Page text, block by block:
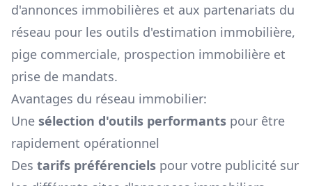
d'annonces immobilières et aux partenariats du
réseau pour les outils d'estimation immobilière,
pige commerciale, prospection immobilière et
prise de mandats.
Avantages du réseau immobilier:
Une sélection d'outils performants pour être
rapidement opérationnel
Des tarifs préférenciels pour votre publicité sur